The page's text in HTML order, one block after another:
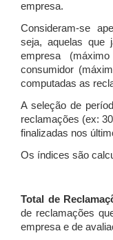
empresa.
Consideram-se
seja, aquelas que
empresa
consumidor
computadas as
A seleção de
reclamações (ex:
finalizadas nos
Os índices são
Total de
de reclamações
empresa e de